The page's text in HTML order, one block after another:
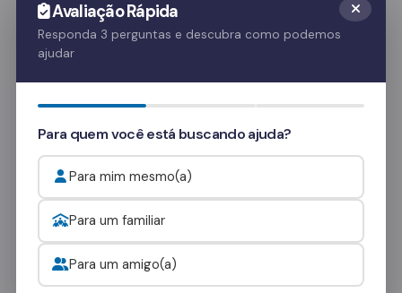
é crucial para o apoio emocional do paciente.
Essas visitas ajudam no processo de
consultorese veja como funcionam as visitas.
Onde procurar ajuda para o alcoolismo?
Avaliação Rápida
Responda 3 perguntas e descubra como podemos
ajudar
Para quem você está buscando ajuda?
Para mim mesmo(a)
Para um familiar
Para um amigo(a)